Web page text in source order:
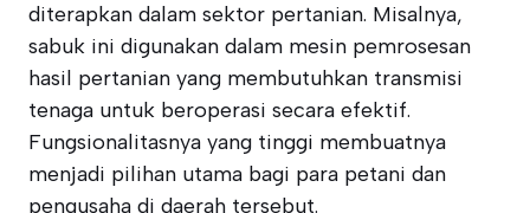
diterapkan dalam sektor pertanian. Misalnya,
sabuk ini digunakan dalam mesin pemrosesan
hasil pertanian yang membutuhkan transmisi
tenaga untuk beroperasi secara efektif.
Fungsionalitasnya yang tinggi membuatnya
menjadi pilihan utama bagi para petani dan
pengusaha di daerah tersebut.